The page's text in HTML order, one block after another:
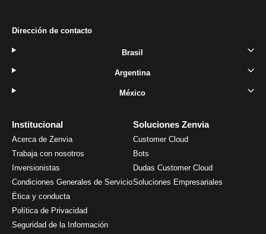
Institucional
Acerca de Zenvia
Trabaja con nosotros
Inversionistas
Condiciones Generales de Servicio
Ética y conducta
Política de Privacidad
Seguridad de la Información
Soluciones Zenvia
Customer Cloud
Bots
Dudas Customer Cloud
Soluciones Empresariales
Dirección de contacto
Brasil
Argentina
México